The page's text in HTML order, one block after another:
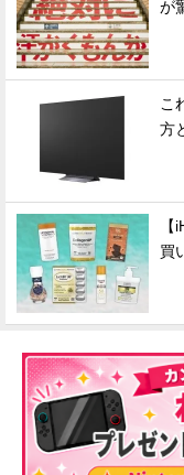
が
こ
方
買